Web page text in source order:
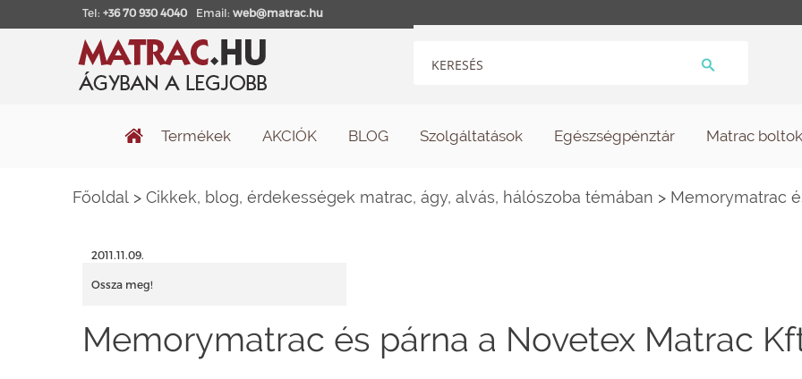
Tel: +36 70 930 4040 Email: web@matrac.hu
Termékek AKCIÓK BLOG Szolgáltatások Egészségpénztár Matrac boltok
Főoldal > Cikkek, blog, érdekességek matrac, ágy, alvás, hálószoba témában > Memorymatrac
2011.11.09.
Ossza meg!
Memorymatrac és párna a Novetex Matrac